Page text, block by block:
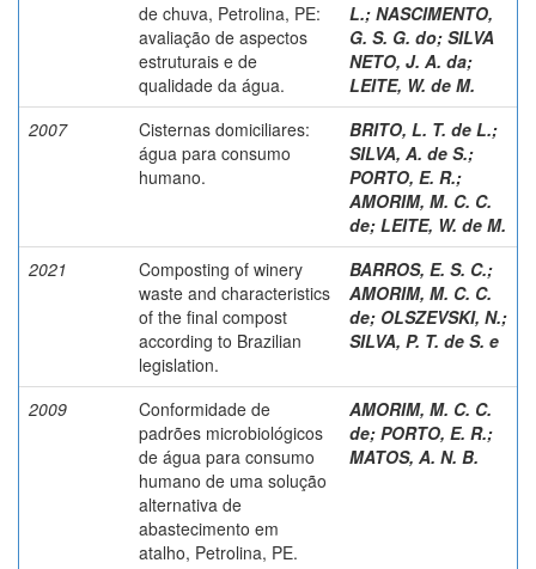
de chuva, Petrolina, PE:
avaliação de aspectos
estruturais e de
qualidade da água.
L.; NASCIMENTO,
G. S. G. do; SILVA
NETO, J. A. da;
LEITE, W. de M.
2007
Cisternas domiciliares:
água para consumo
humano.
BRITO, L. T. de L.;
SILVA, A. de S.;
PORTO, E. R.;
AMORIM, M. C. C.
de; LEITE, W. de M.
2021
Composting of winery
waste and characteristics
of the final compost
according to Brazilian
legislation.
BARROS, E. S. C.;
AMORIM, M. C. C.
de; OLSZEVSKI, N.;
SILVA, P. T. de S. e
2009
Conformidade de
padrões microbiológicos
de água para consumo
humano de uma solução
alternativa de
abastecimento em
atalho, Petrolina, PE.
AMORIM, M. C. C.
de; PORTO, E. R.;
MATOS, A. N. B.